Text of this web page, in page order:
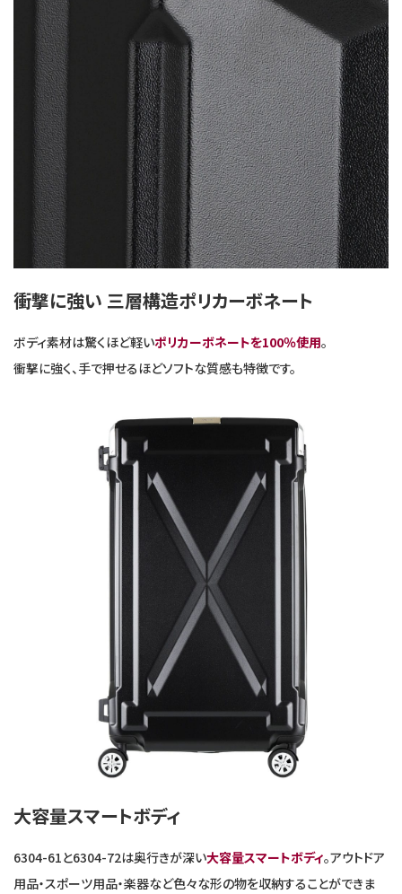
衝撃に強い 三層構造ポリカーボネート
ボディ素材は驚くほど軽いポリカーボネートを100％使用。
衝撃に強く、手で押せるほどソフトな質感も特徴です。
大容量スマートボディ
6304-61と6304-72は奥行きが深い大容量スマートボディ。アウトドア
用品・スポーツ用品・楽器など色々な形の物を収納することができま